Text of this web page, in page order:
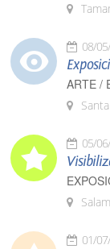
08/
ARTE /
05/
01/